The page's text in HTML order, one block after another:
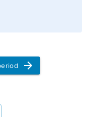
bilder av
vill den